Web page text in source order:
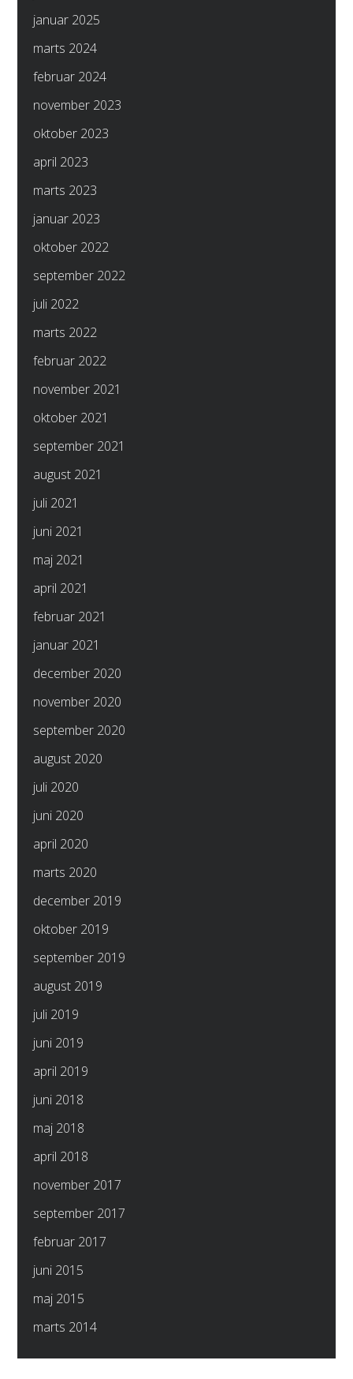
januar 2025
marts 2024
februar 2024
november 2023
oktober 2023
april 2023
marts 2023
januar 2023
oktober 2022
september 2022
juli 2022
marts 2022
februar 2022
november 2021
oktober 2021
september 2021
august 2021
juli 2021
juni 2021
maj 2021
april 2021
februar 2021
januar 2021
december 2020
november 2020
september 2020
august 2020
juli 2020
juni 2020
april 2020
marts 2020
december 2019
oktober 2019
september 2019
august 2019
juli 2019
juni 2019
april 2019
juni 2018
maj 2018
april 2018
november 2017
september 2017
februar 2017
juni 2015
maj 2015
marts 2014